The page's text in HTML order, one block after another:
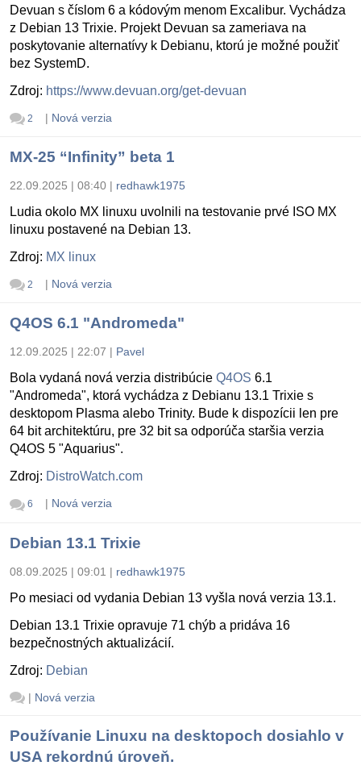
Devuan s číslom 6 a kódovým menom Excalibur. Vychádza
z Debian 13 Trixie. Projekt Devuan sa zameriava na
poskytovanie alternatívy k Debianu, ktorú je možné použiť
bez SystemD.
Zdroj: https://www.devuan.org/get-devuan
2 | Nová verzia
MX-25 “Infinity” beta 1
22.09.2025 | 08:40 | redhawk1975
Ludia okolo MX linuxu uvolnili na testovanie prvé ISO MX
linuxu postavené na Debian 13.
Zdroj: MX linux
2 | Nová verzia
Q4OS 6.1 "Andromeda"
12.09.2025 | 22:07 | Pavel
Bola vydaná nová verzia distribúcie Q4OS 6.1
"Andromeda", ktorá vychádza z Debianu 13.1 Trixie s
desktopom Plasma alebo Trinity. Bude k dispozícii len pre
64 bit architektúru, pre 32 bit sa odporúča staršia verzia
Q4OS 5 "Aquarius".
Zdroj: DistroWatch.com
6 | Nová verzia
Debian 13.1 Trixie
08.09.2025 | 09:01 | redhawk1975
Po mesiaci od vydania Debian 13 vyšla nová verzia 13.1.
Debian 13.1 Trixie opravuje 71 chýb a pridáva 16
bezpečnostných aktualizácií.
Zdroj: Debian
| Nová verzia
Používanie Linuxu na desktopoch dosiahlo v
USA rekordnú úroveň.